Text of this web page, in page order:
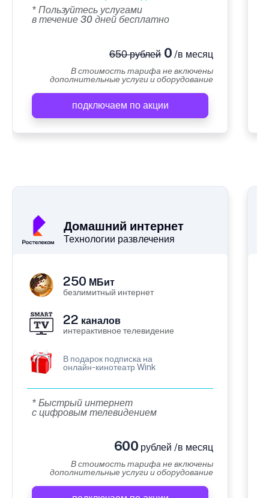
* Пользуйтесь услугами
в течение 30 дней бесплатно
650 рублей0 /в месяц
В стоимость тарифа не включены
дополнительные услуги и оборудование
подключаем по акции
Домашний интернет
Технологии развлечения
250 МБит
безлимитный интернет
22 каналов
интерактивное телевидение
В подарок подписка на
онлайн-кинотеатр Wink
* Быстрый интернет
с цифровым телевидением
600 рублей /в месяц
В стоимость тарифа не включены
дополнительные услуги и оборудование